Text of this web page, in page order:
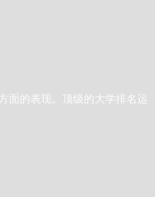
面的表现。顶级的大学排名运